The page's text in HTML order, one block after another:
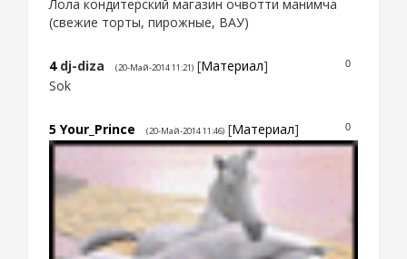
Лола кондитерский магазин очвотти манимча
(свежие торты, пирожные, ВАУ)
0
4 dj-diza (20-Май-2014 11:21) [Материал]
Sok
0
5 Your_Prince (20-Май-2014 11:46) [Материал]